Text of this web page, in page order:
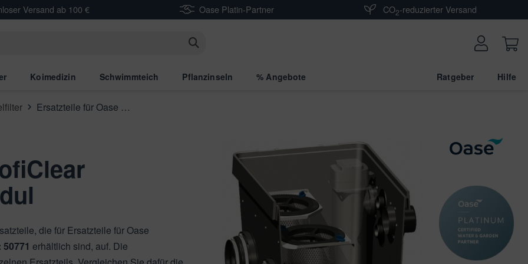
Versand ab 100 € Oase Platin-Partner CO2-reduzierter Versand
Koimedizin Schwimmteich Pflanzinseln % Angebote Ratgeber Hilfe
Ersatzteile für Oase ProfiClear Premium Individualmodul
die für Ersatzteile für Oase
erhältlich sind, auf. Die